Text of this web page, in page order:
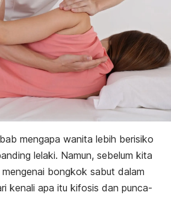
mengapa wanita lebih berisiko
lelaki. Namun, sebelum kita
bongkok sabut dalam
kenali apa itu kifosis dan punca-